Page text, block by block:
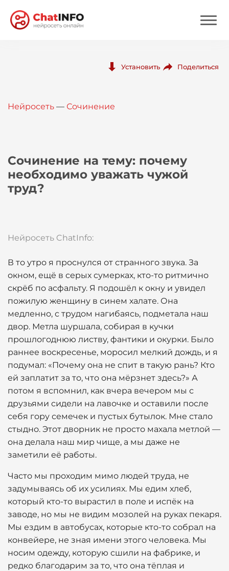
Вход
Установить Поделиться
Нейросеть — Сочинение
Сочинение на тему: почему
необходимо уважать чужой
труд?
Нейросеть ChatInfo:
В то утро я проснулся от странного звука. За
окном, ещё в серых сумерках, кто-то ритмично
скрёб по асфальту. Я подошёл к окну и увидел
пожилую женщину в синем халате. Она
медленно, с трудом нагибаясь, подметала наш
двор. Метла шуршала, собирая в кучки
прошлогоднюю листву, фантики и окурки. Было
раннее воскресенье, моросил мелкий дождь, и я
подумал: «Почему она не спит в такую рань? Кто
ей заплатит за то, что она мёрзнет здесь?» А
потом я вспомнил, как вчера вечером мы с
друзьями сидели на лавочке и оставили после
себя гору семечек и пустых бутылок. Мне стало
стыдно. Этот дворник не просто махала метлой —
она делала наш мир чище, а мы даже не
заметили её работы.
Часто мы проходим мимо людей труда, не
задумываясь об их усилиях. Мы едим хлеб,
который кто-то вырастил в поле и испёк на
заводе, но мы не видим мозолей на руках пекаря.
Мы ездим в автобусах, которые кто-то собрал на
конвейере, не зная имени этого человека. Мы
носим одежду, которую сшили на фабрике, и
редко благодарим за то, что она тёплая и